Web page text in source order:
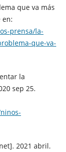
que va más
en:
prensa/la-
que-va-
la
sep 25.
2021 abril.